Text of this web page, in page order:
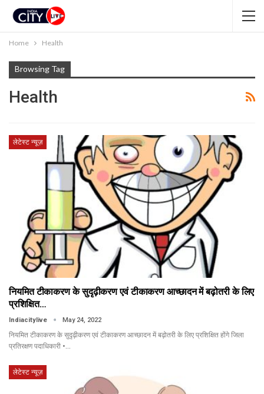
Home Health
Browsing Tag
Health
लेटेस्ट न्यूज़
नियमित टीकाकरण के सुदृढ़ीकरण एवं टीकाकरण आच्छादन में बढ़ोतरी के लिए
प्रशिक्षित…
Indiacitylive May 24, 2022
नियमित टीकाकरण के सुदृढ़ीकरण एवं टीकाकरण आच्छादन में बढ़ोतरी के लिए प्रशिक्षित होंगे जिला
प्रतिरक्षण पदाधिकारी •…
लेटेस्ट न्यूज़